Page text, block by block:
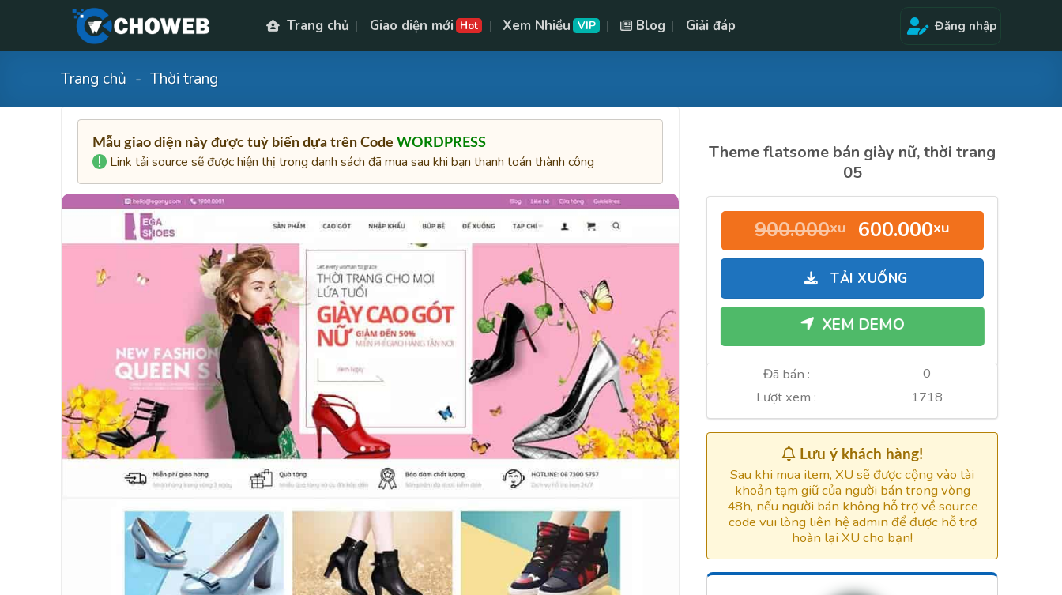
content
Trang chủ Giao diện mới Hot Xem Nhiều VIP Blog Giải đáp Đăng nhập
Trang chủ - Thời trang
Mẫu giao diện này được tuỳ biến dựa trên CodeWORDPRESS
Link tải source sẽ được hiện thị trong danh sách đã mua sau khi bạn thanh toán thành công
Theme flatsome bán giày nữ, thời trang
05
900.000xu Giá
gốc
là:
900.000xu.
600.000xuGiá
hiện
600.000xu.
TẢI XUỐNG
XEM DEMO
Đã bán :
0
Lượt xem :
1718
Lưu ý khách hàng!
Sau khi mua item, XU sẽ được cộng vào tài
khoản tạm giữ của người bán trong vòng
48h, nếu người bán không hỗ trợ về source
code vui lòng liên hệ admin để được hỗ trợ
hoàn lại XU cho bạn!